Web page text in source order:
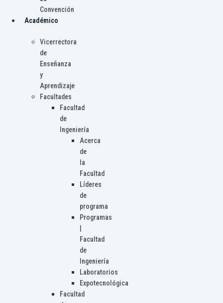
Convención
Académico
Vicerrectora
de
Enseñanza
y
Aprendizaje
Facultades
Facultad
de
Ingeniería
Acerca
de
la
Facultad
Líderes
de
programa
Programas
Facultad
de
Ingeniería
Laboratorios
Expotecnológica
Facultad